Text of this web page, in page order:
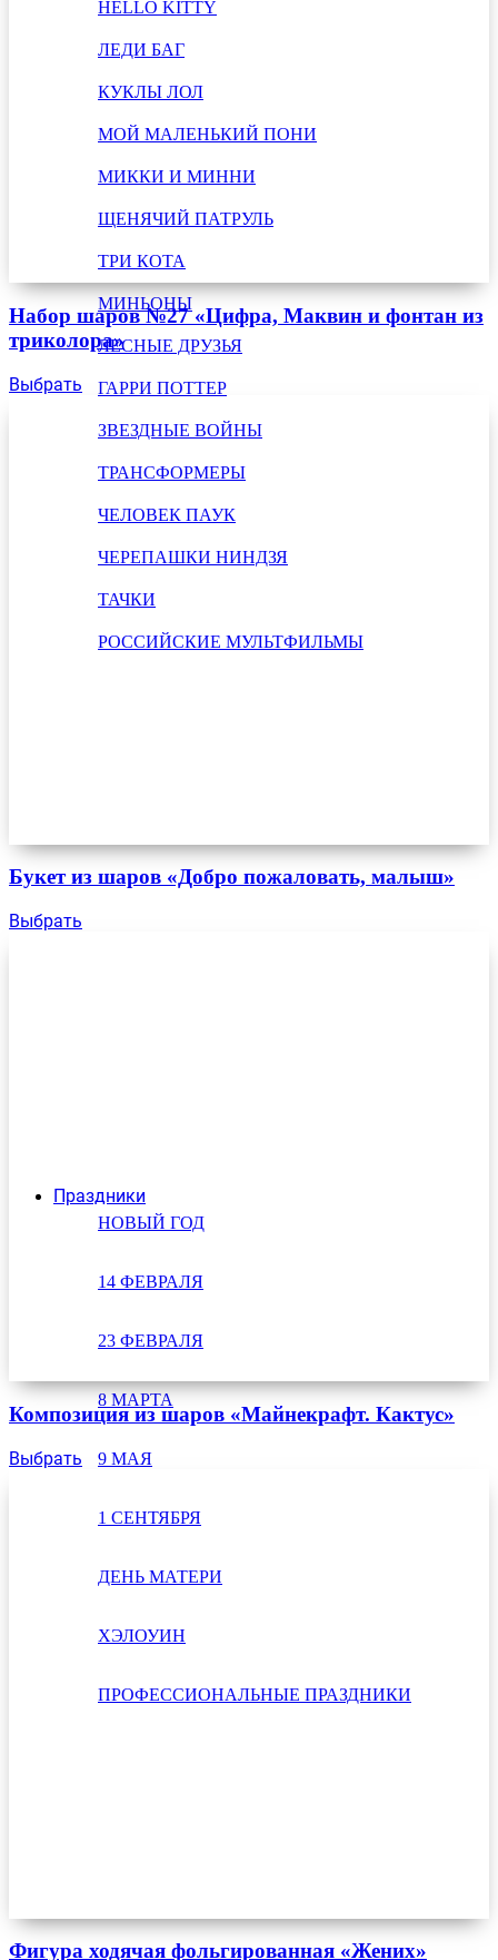
HELLO KITTY
ЛЕДИ БАГ
КУКЛЫ ЛОЛ
МОЙ МАЛЕНЬКИЙ ПОНИ
МИККИ И МИННИ
ЩЕНЯЧИЙ ПАТРУЛЬ
ТРИ КОТА
МИНЬОНЫ
ЛЕСНЫЕ ДРУЗЬЯ
ГАРРИ ПОТТЕР
ЗВЕЗДНЫЕ ВОЙНЫ
ТРАНСФОРМЕРЫ
ЧЕЛОВЕК ПАУК
ЧЕРЕПАШКИ НИНДЗЯ
ТАЧКИ
РОССИЙСКИЕ МУЛЬТФИЛЬМЫ
Праздники
НОВЫЙ ГОД
14 ФЕВРАЛЯ
23 ФЕВРАЛЯ
8 МАРТА
9 МАЯ
1 СЕНТЯБРЯ
ДЕНЬ МАТЕРИ
ХЭЛОУИН
ПРОФЕССИОНАЛЬНЫЕ ПРАЗДНИКИ
Набор шаров №27 «Цифра, Маквин и фонтан из
триколора»
Выбрать
Букет из шаров «Добро пожаловать, малыш»
Выбрать
Композиция из шаров «Майнекрафт. Кактус»
Выбрать
Фигура ходячая фольгированная «Жених»